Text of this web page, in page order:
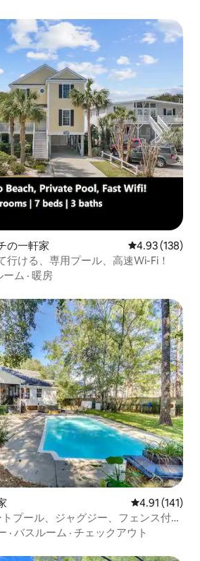
の一軒家 レビュー138
4.93 (138)
行ける、専用プール、高速Wi-Fi！
ーム · 暖房
スです。
レビュー141
4.91 (141)
プール、ジャグジー、フェンス付
· バスルーム · チェックアウト